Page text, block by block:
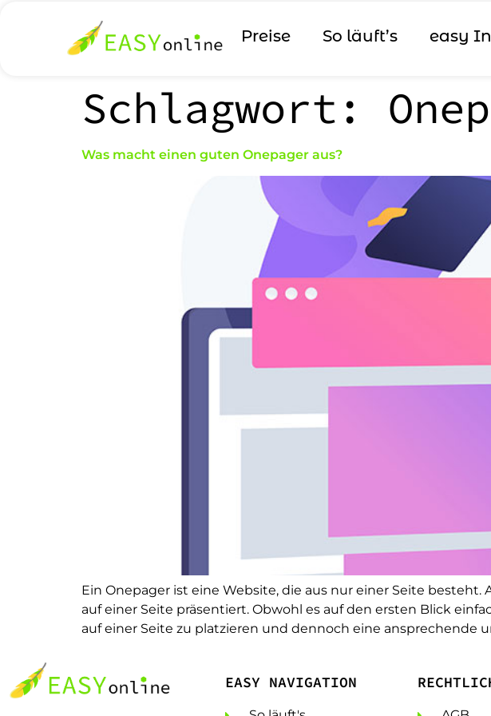
Preise So läuft’s easy
Schlagwort:
Was macht einen guten Onepager aus?
Ein Onepager ist eine Website, die aus nur einer Seite
auf einer Seite präsentiert. Obwohl es auf den ersten Blick
auf einer Seite zu platzieren und dennoch eine ansprechende
EASY NAVIGATION